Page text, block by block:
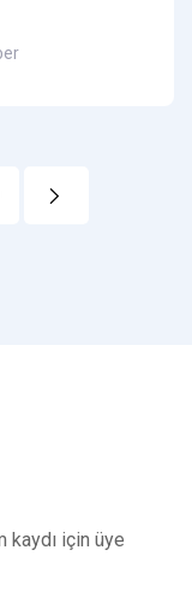
→
kaydı için üye